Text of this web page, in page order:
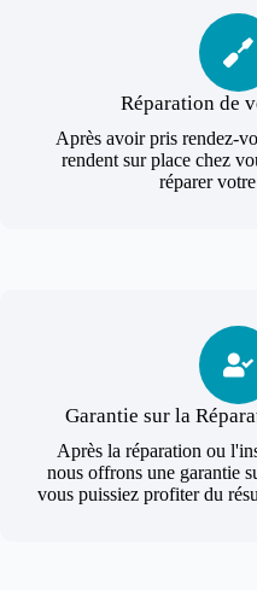
Réparation de
Après avoir pris rendez-
rendent sur place chez
réparer
Garantie sur la
Après la réparation ou
nous offrons une garantie
vous puissiez profiter du